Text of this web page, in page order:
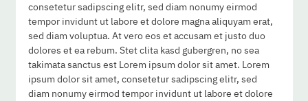
consetetur sadipscing elitr, sed diam nonumy eirmod
tempor invidunt ut labore et dolore magna aliquyam erat,
sed diam voluptua. At vero eos et accusam et justo duo
dolores et ea rebum. Stet clita kasd gubergren, no sea
takimata sanctus est Lorem ipsum dolor sit amet. Lorem
ipsum dolor sit amet, consetetur sadipscing elitr, sed
diam nonumy eirmod tempor invidunt ut labore et dolore